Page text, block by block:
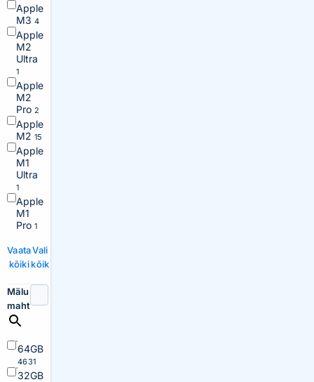
Apple
M3 4
Apple
M2
Ultra
1
Apple
M2
Pro 2
Apple
M2 15
Apple
M1
Ultra
1
Apple
M1
Pro 1
Vaata
kõiki
Vali
kõik
Mälu
maht
64GB
4631
32GB